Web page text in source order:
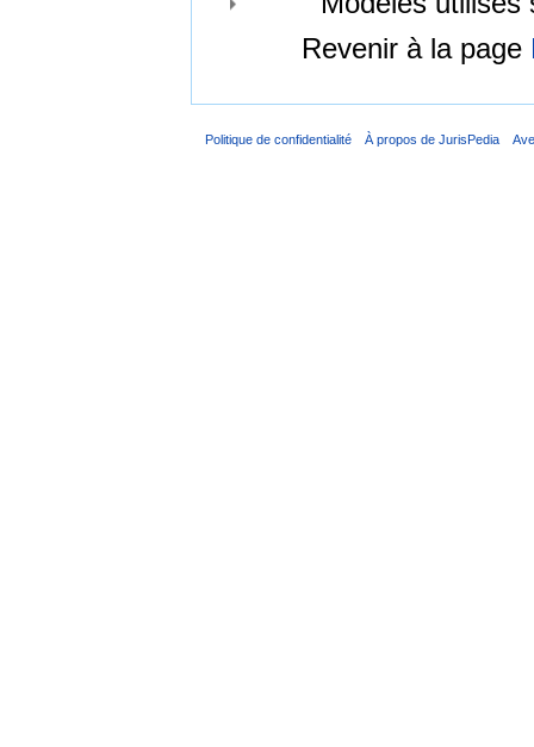
Revenir à la page
Politique de confidentialité À propos de JurisPedia